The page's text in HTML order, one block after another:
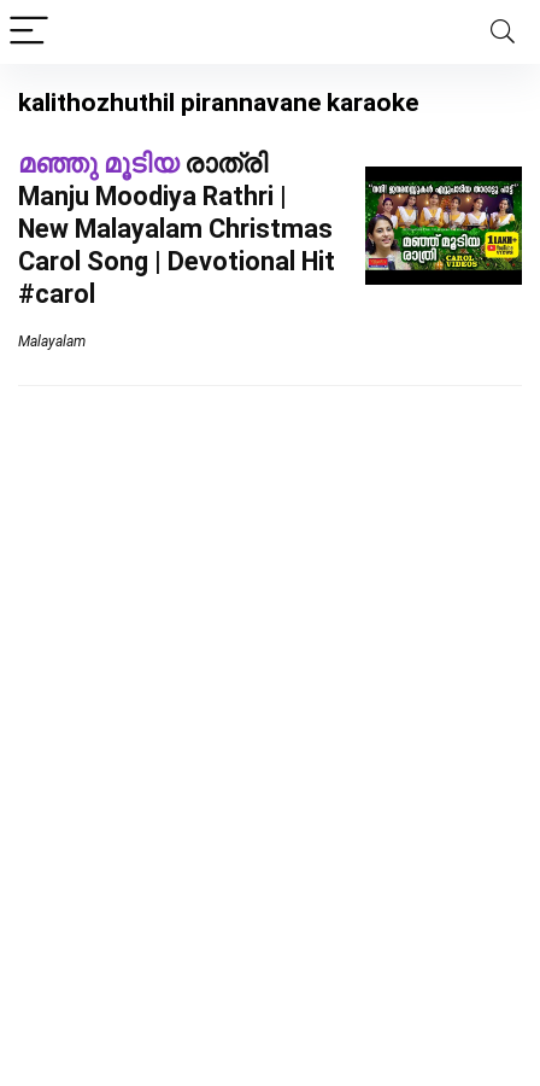
kalithozhuthil pirannavane karaoke
മഞ്ഞു മൂടിയരാത്രി
Manju Moodiya Rathri |
New Malayalam Christmas
Carol Song | Devotional Hit
#carol
Malayalam